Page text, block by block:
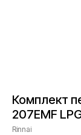
Комплект
207EMF
Rinnai